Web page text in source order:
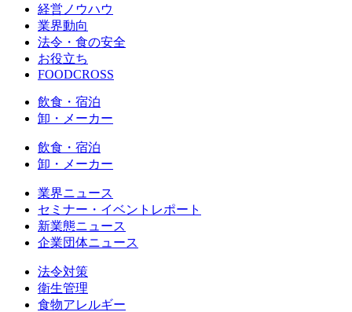
経営ノウハウ
業界動向
法令・食の安全
お役立ち
FOODCROSS
飲食・宿泊
卸・メーカー
飲食・宿泊
卸・メーカー
業界ニュース
セミナー・イベントレポート
新業態ニュース
企業団体ニュース
法令対策
衛生管理
食物アレルギー